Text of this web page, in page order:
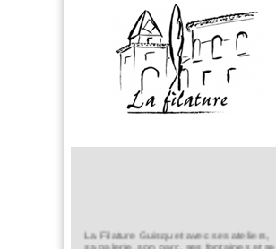
sa galerie, son parc, ses fontaines et ses